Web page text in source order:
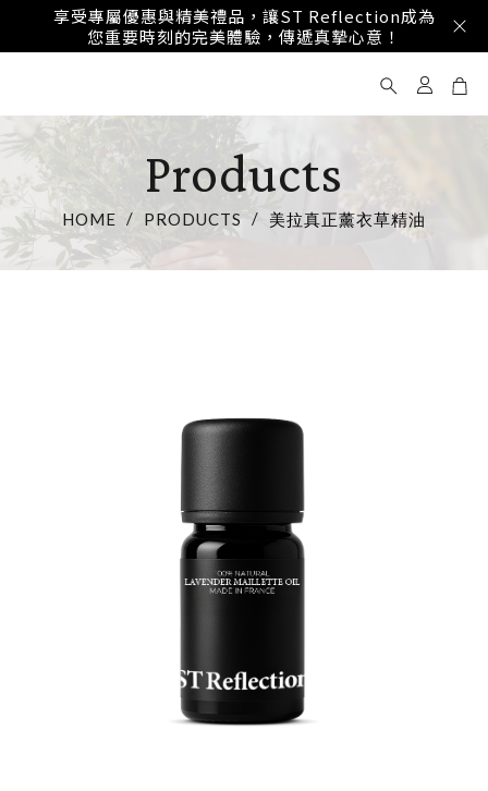
Products
HOME PRODUCTS 美拉真正薰衣草精油
享受專屬優惠與精美禮品，讓ST Reflection成為
您重要時刻的完美體驗，傳遞真摯心意！